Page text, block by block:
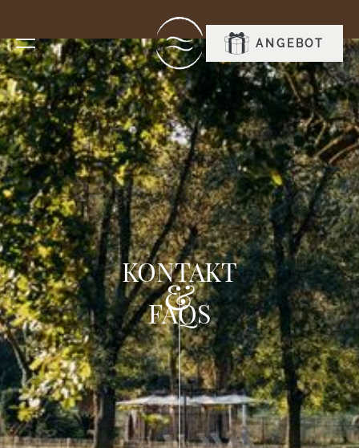
RESERVIEREN
ANGEBOT
KONTAKT
&
FAQS